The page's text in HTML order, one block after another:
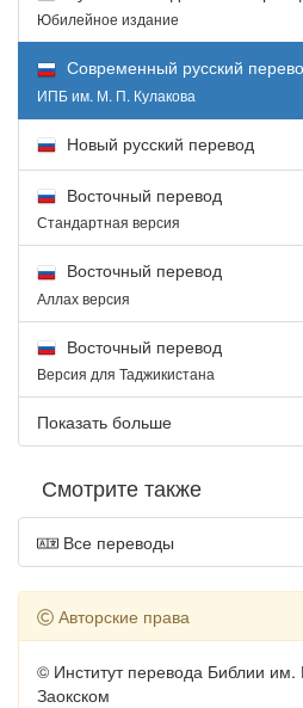
Юбилейное издание
Современный русский
ИПБ им. М. П. Кулакова
Новый русский перевод
Восточный перевод
Стандартная версия
Восточный перевод
Аллах версия
Восточный перевод
Версия для Таджикистана
Показать больше
Смотрите также
Все переводы
Авторские права
© Институт перевода Библии
Заокском